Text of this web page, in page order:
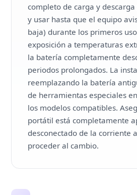
completo de carga y
y usar hasta que el equipo
baja) durante los primeros
exposición a temperaturas
la batería completamente
periodos prolongados. La
reemplazando la batería
de herramientas especiales
los modelos compatibles.
portátil está completamente
desconectado de la corriente
proceder al cambio.